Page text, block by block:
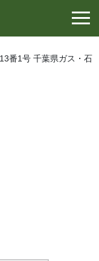
番1号 千葉県ガス・石